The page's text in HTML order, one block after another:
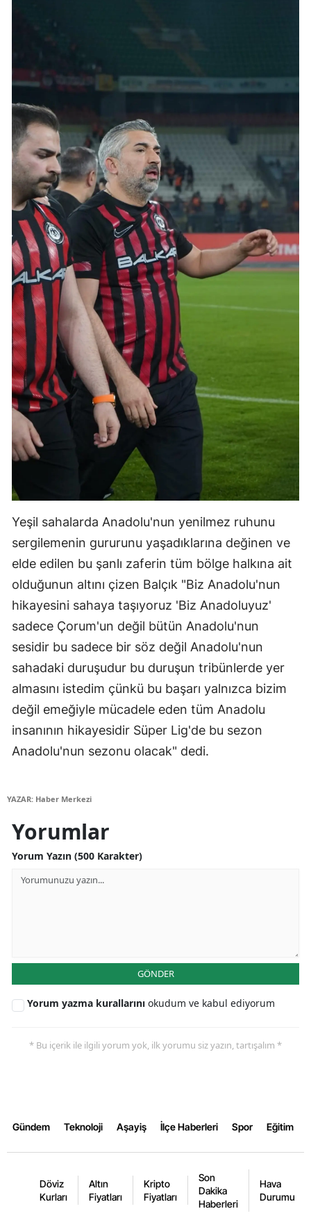
Mardin
Nevşehir
Niğde
Ordu
Sinop
Sivas
Tekirdağ
Tokat
Trabzon
Tunceli
Şanlıurfa
Uşak
Van
Yozgat
Aksaray
Bayburt
Kilis
Yeşil sahalarda Anadolu'nun yenilmez ruhunu
sergilemenin gururunu yaşadıklarına değinen ve
elde edilen bu şanlı zaferin tüm bölge halkına ait
olduğunun altını çizen Balçık "Biz Anadolu'nun
hikayesini sahaya taşıyoruz 'Biz Anadoluyuz'
sadece Çorum'un değil bütün Anadolu'nun
sesidir bu sadece bir söz değil Anadolu'nun
sahadaki duruşudur bu duruşun tribünlerde yer
almasını istedim çünkü bu başarı yalnızca bizim
değil emeğiyle mücadele eden tüm Anadolu
insanının hikayesidir Süper Lig'de bu sezon
Anadolu'nun sezonu olacak" dedi.
YAZAR: Haber Merkezi
Yorumlar
Yorum Yazın (500 Karakter)
GÖNDER
Yorum yazma kurallarını okudum ve kabul ediyorum
* Bu içerik ile ilgili yorum yok, ilk yorumu siz yazın, tartışalım *
Gündem Teknoloji Aşayiş İlçe Haberleri Spor Eğitim
Döviz
Kurları
Altın
Fiyatları
Kripto
Fiyatları
Son
Dakika
Haberleri
Hava
Durumu